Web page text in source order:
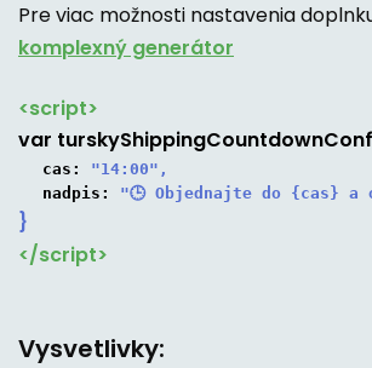
Pre viac možnosti nastavenia
komplexný generátor
<script>
var
cas:
"14:00",
nadpis:
"🕒 Objednajte do {cas} a
}
</script>
Vysvetlivky: